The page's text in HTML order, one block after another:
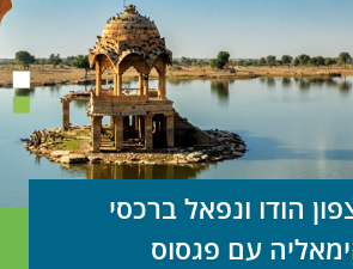
1
2
הודו ונפאל ברכסי
עם פגסוס